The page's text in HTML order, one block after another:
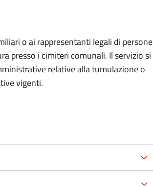
o ai rappresentanti legali di persone
presso i cimiteri comunali. Il servizio si
relative alla tumulazione o
vigenti.